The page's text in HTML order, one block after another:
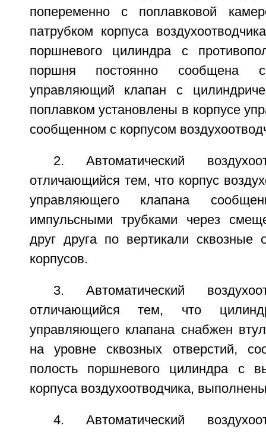
попеременно с поплавковой
патрубком корпуса
поршневого цилиндра с
поршня постоянно сообщена
управляющий клапан с
поплавком установлены в корпусе
сообщенном с корпусом
2. Автоматический
отличающийся тем, что корпус
управляющего клапана
импульсными трубками через
друг друга по вертикали сквозные
корпусов.
3. Автоматический
отличающийся тем, что
управляющего клапана снабжен
на уровне сквозных отверстий,
полость поршневого цилиндра с
корпуса воздухоотводчика,
4. Автоматический